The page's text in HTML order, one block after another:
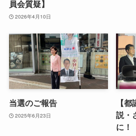
員会質疑】
2026年4月10日
当選のご報告
2025年6月23日
【
説・
に！